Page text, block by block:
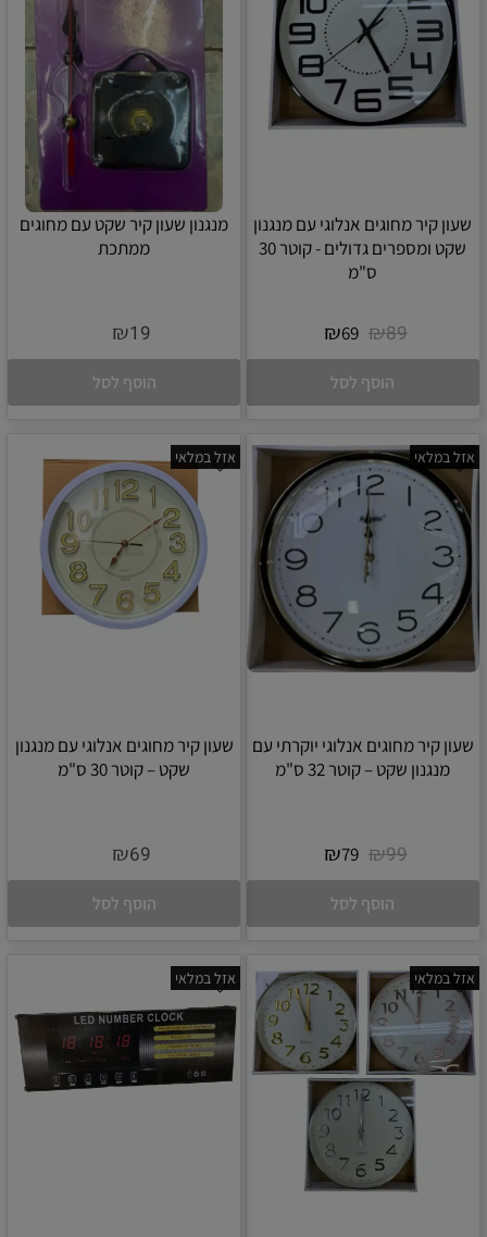
שעון קיר מחוגים אנלוגי עם מנגנון
שקט ומספרים גדולים - קוטר 30
ס"מ
₪89
₪69
הוסף לסל
מנגנון שעון קיר שקט עם מחוגים
ממתכת
₪19
הוסף לסל
אזל במלאי
שעון קיר מחוגים אנלוגי יוקרתי עם
מנגנון שקט – קוטר 32 ס"מ
₪99
₪79
הוסף לסל
אזל במלאי
שעון קיר מחוגים אנלוגי עם מנגנון
שקט – קוטר 30 ס"מ
₪69
הוסף לסל
אזל במלאי אזל במלאי